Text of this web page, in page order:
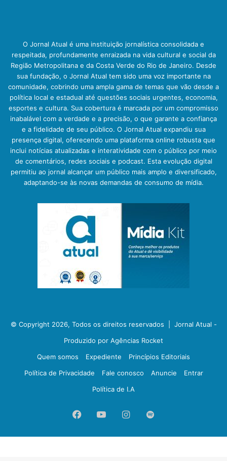
O Jornal Atual é uma instituição jornalística consolidada e
respeitada, profundamente enraizada na vida cultural e social da
Região Metropolitana e da Costa Verde do Rio de Janeiro. Desde
sua fundação, o Jornal Atual tem sido uma voz importante na
comunidade, cobrindo uma ampla gama de temas que vão desde a
política local e estadual até questões sociais urgentes, economia,
esportes e cultura. Sua cobertura é marcada por um compromisso
inabalável com a verdade e a precisão, o que garante a confiança
e a fidelidade de seu público. O Jornal Atual expandiu sua
presença digital, oferecendo uma plataforma online robusta que
inclui notícias atualizadas e interatividade com o público por meio
de comentários, redes sociais e podcast. Esta evolução digital
permitiu ao jornal alcançar um público mais amplo e diversificado,
adaptando-se às novas demandas de consumo de mídia.
© Copyright 2026, Todos os direitos reservados | Jornal Atual -
Produzido por Agências Rocket
Quem somos
Expediente
Princípios Editoriais
Política de Privacidade
Fale conosco Anuncie
Entrar
Política de I.A
FacebookYouTubeInstagram
Spotify